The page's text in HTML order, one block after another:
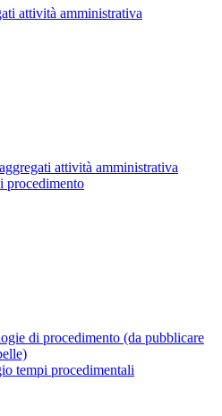
attività amministrativa
attività amministrativa
procedimento
di procedimento (da pubblicare
tempi procedimentali